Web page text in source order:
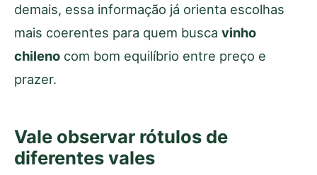
demais, essa informação já orienta escolhas
mais coerentes para quem busca vinho
chileno com bom equilíbrio entre preço e
prazer.
Vale observar rótulos de
diferentes vales